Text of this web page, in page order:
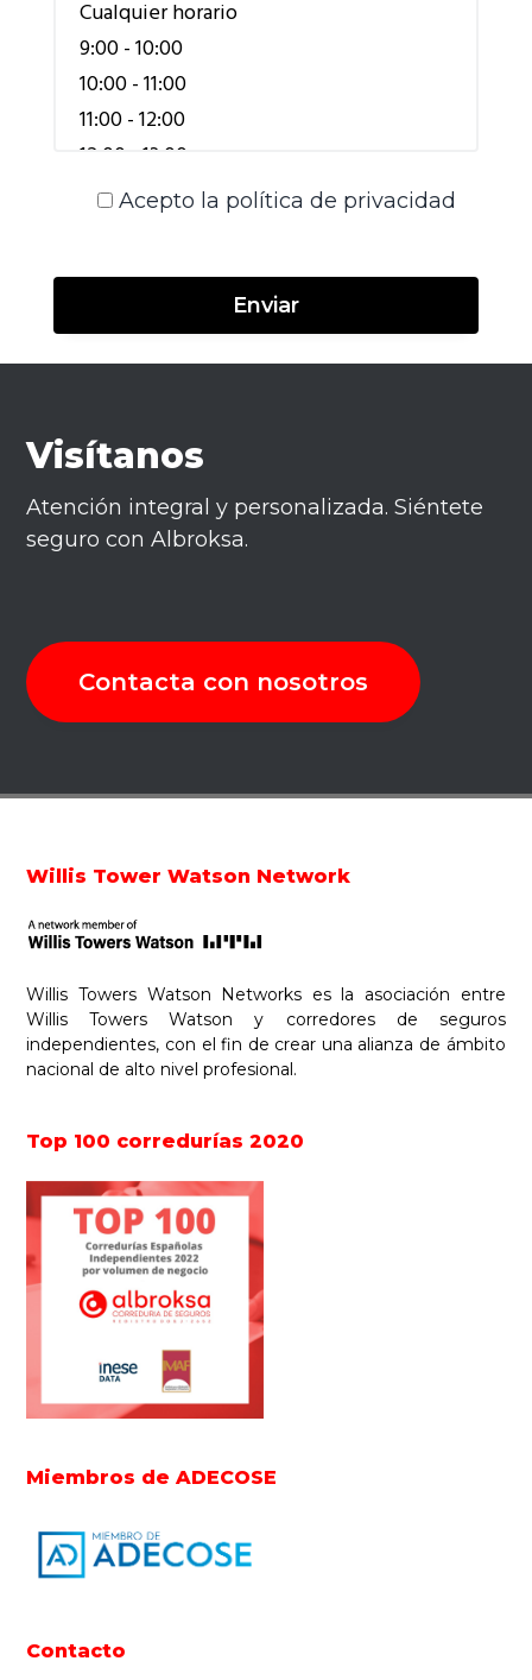
Acepto la política de privacidad
Visítanos
Atención integral y personalizada. Siéntete
seguro con Albroksa.
Contacta con nosotros
Footer
Willis Tower Watson Network
Willis Towers Watson Networks es la asociación entre
Willis Towers Watson y corredores de seguros
independientes, con el fin de crear una alianza de ámbito
nacional de alto nivel profesional.
Top 100 corredurías 2020
Miembros de ADECOSE
Contacto